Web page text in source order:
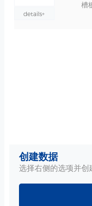
details+
槽
创建数据
选择右侧的选项并创